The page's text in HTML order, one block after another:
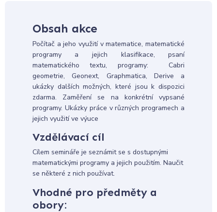
Obsah akce
Počítač a jeho využití v matematice, matematické
programy a jejich klasifikace, psaní
matematického textu, programy: Cabri
geometrie, Geonext, Graphmatica, Derive a
ukázky dalších možných, které jsou k dispozici
zdarma. Zaměření se na konkrétní vypsané
programy. Ukázky práce v různých programech a
jejich využití ve výuce
Vzdělávací cíl
Cílem semináře je seznámit se s dostupnými
matematickými programy a jejich použitím. Naučit
se některé z nich používat.
Vhodné pro předměty a
obory: